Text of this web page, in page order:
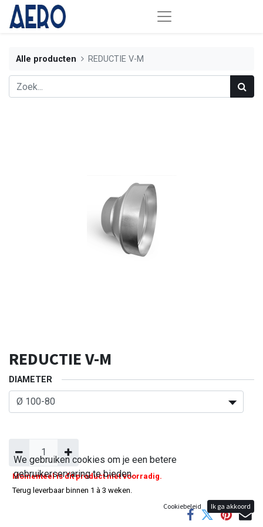
Alle producten REDUCTIE V-M
REDUCTIE V-M
DIAMETER
Momenteel is dit product niet voorradig.
Terug leverbaar binnen 1 à 3 weken.
We gebruiken cookies om je een betere
gebruikerservaring te bieden.
Cookiebeleid Ik ga akkoord